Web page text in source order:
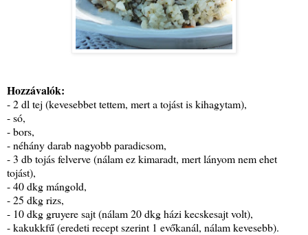
Hozzávalók:
- 2 dl tej (kevesebbet tettem, mert a tojást is kihagytam),
- só,
- bors,
- néhány darab nagyobb paradicsom,
- 3 db tojás felverve (nálam ez kimaradt, mert lányom nem ehet
tojást),
- 40 dkg mángold,
- 25 dkg rizs,
- 10 dkg gruyere sajt (nálam 20 dkg házi kecskesajt volt),
- kakukkfű (eredeti recept szerint 1 evőkanál, nálam kevesebb).